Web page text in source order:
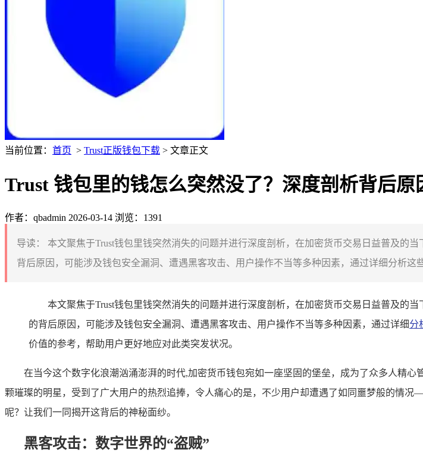
当前位置： 首页 > Trust正版钱包下载 > 文章正文
Trust 钱包里的钱怎么突然没了？深度剖析背后原
作者：qbadmin 2026-03-14 浏览：1391
导读：
本文聚焦于Trust钱包里钱突然消失的问题并进行深度剖析，在加密货币交易日益普及的
背后原因，可能涉及钱包安全漏洞、遭遇黑客攻击、用户操作不当等多种因素，通过详细分析
本文聚焦于Trust钱包里钱突然消失的问题并进行深度剖析，在加密货币交易日益普及的
的背后原因，可能涉及钱包安全漏洞、遭遇黑客攻击、用户操作不当等多种因素，通过详细分
价值的参考，帮助用户更好地应对此类突发状况。
在当今这个数字化浪潮汹涌澎湃的时代,加密货币钱包宛如一座坚固的堡垒，成为了众多人精
颗璀璨的明星，受到了广大用户的热烈追捧，令人痛心的是，不少用户却遭遇了如同噩梦般的情
呢？让我们一同揭开这背后的神秘面纱。
黑客攻击：数字世界的“盗贼”